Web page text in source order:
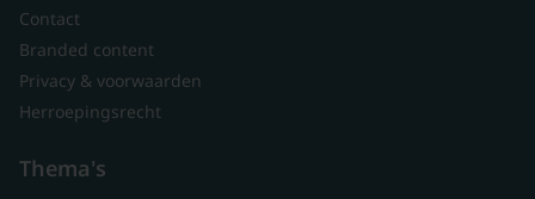
Contact
Branded content
Privacy & voorwaarden
Herroepingsrecht
Thema's